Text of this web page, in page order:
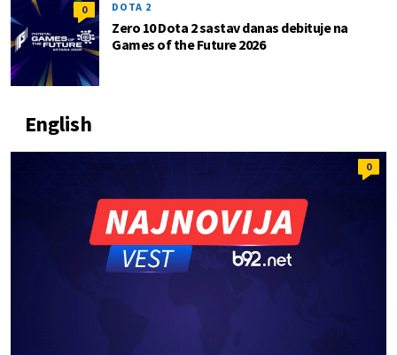
0 DOTA 2
Zero 10 Dota 2 sastav danas debituje na
Games of the Future 2026
English
0